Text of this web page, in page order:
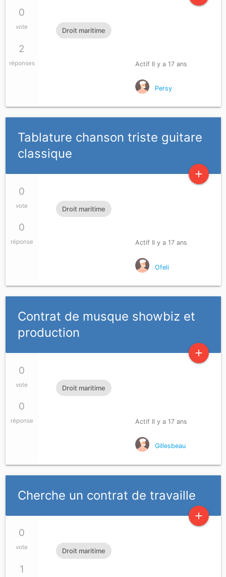
0
vote
2
réponses
Droit maritime
Actif Il y a 17 ans
Persy
Tablature chanson triste guitare
classique
add
0
vote
0
réponse
Droit maritime
Actif Il y a 17 ans
Ofeli
Contrat de musque showbiz et
production
add
0
vote
0
réponse
Droit maritime
Actif Il y a 17 ans
Gillesbeau
Cherche un contrat de travaille
add
0
vote
1
Droit maritime